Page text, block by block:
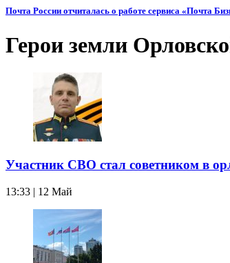
Почта России отчиталась о работе сервиса «Почта
Герои земли
Участник СВО стал советником в
13:33 | 12 Май